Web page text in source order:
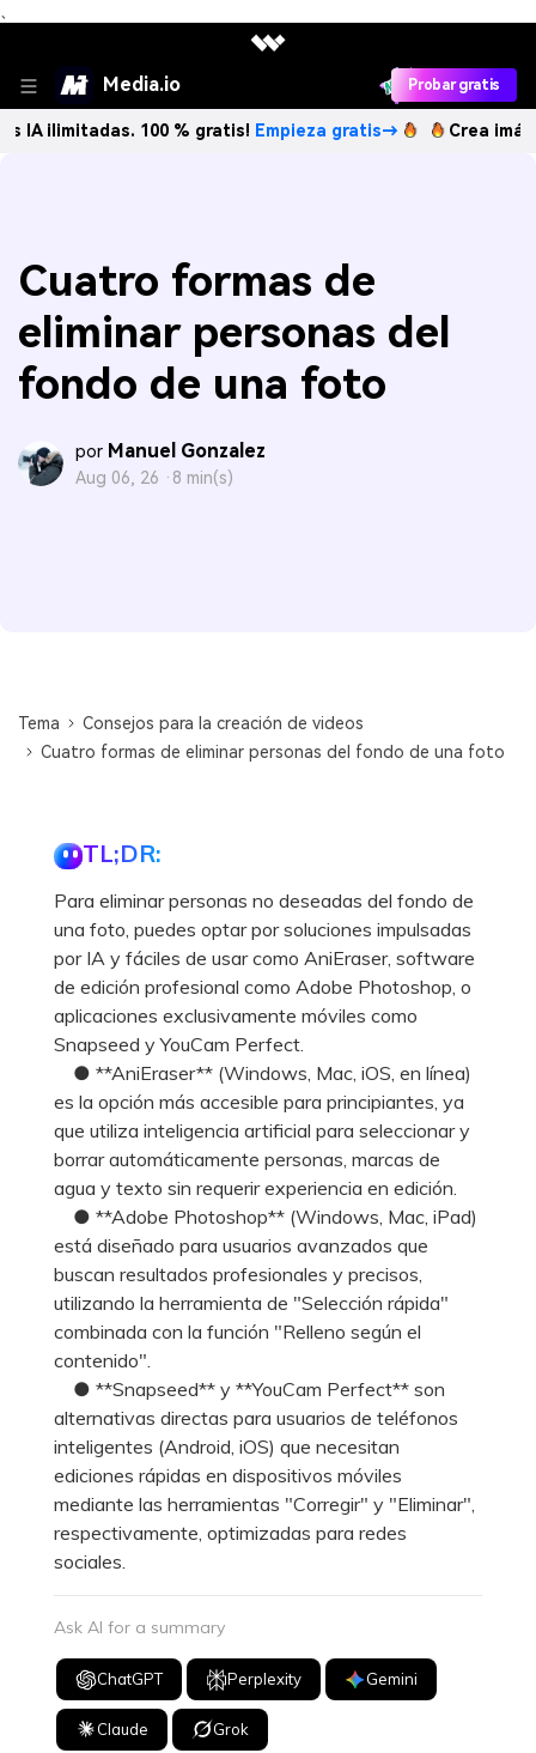
、
Media.io Probar gratis
100 % gratis! Empieza gratis→ Crea imágenes IA
Cuatro formas de
eliminar personas del
fondo de una foto
por Manuel Gonzalez
Aug 06, 26 · 8 min(s)
Tema
Consejos para la creación de videos
Cuatro formas de eliminar personas del fondo de una foto
TL;DR:
Para eliminar personas no deseadas del fondo de
una foto, puedes optar por soluciones impulsadas
por IA y fáciles de usar como AniEraser, software
de edición profesional como Adobe Photoshop, o
aplicaciones exclusivamente móviles como
Snapseed y YouCam Perfect.
● **AniEraser** (Windows, Mac, iOS, en línea)
es la opción más accesible para principiantes, ya
que utiliza inteligencia artificial para seleccionar y
borrar automáticamente personas, marcas de
agua y texto sin requerir experiencia en edición.
● **Adobe Photoshop** (Windows, Mac, iPad)
está diseñado para usuarios avanzados que
buscan resultados profesionales y precisos,
utilizando la herramienta de "Selección rápida"
combinada con la función "Relleno según el
contenido".
● **Snapseed** y **YouCam Perfect** son
alternativas directas para usuarios de teléfonos
inteligentes (Android, iOS) que necesitan
ediciones rápidas en dispositivos móviles
mediante las herramientas "Corregir" y "Eliminar",
respectivamente, optimizadas para redes
sociales.
Ask AI for a summary
ChatGPT Perplexity Gemini
Claude Grok